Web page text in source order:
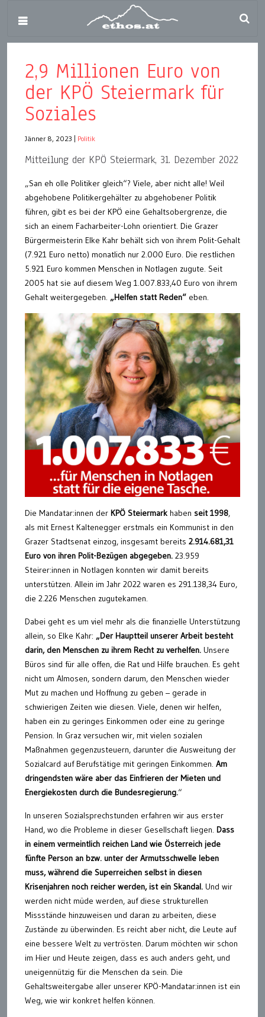
2,9 Millionen Euro von
der KPÖ Steiermark für
Soziales
Jänner 8, 2023 Politik
Mitteilung der KPÖ Steiermark, 31. Dezember 2022
„San eh olle Politiker gleich“? Viele, aber nicht alle! Weil
abgehobene Politikergehälter zu abgehobener Politik
führen, gibt es bei der KPÖ eine Gehaltsobergrenze, die
sich an einem Facharbeiter-Lohn orientiert. Die Grazer
Bürgermeisterin Elke Kahr behält sich von ihrem Polit-Gehalt
(7.921 Euro netto) monatlich nur 2.000 Euro. Die restlichen
5.921 Euro kommen Menschen in Notlagen zugute. Seit
2005 hat sie auf diesem Weg 1.007.833,40 Euro von ihrem
Gehalt weitergegeben. „Helfen statt Reden“ eben.
Die Mandatar:innen der KPÖ Steiermark haben seit 1998,
als mit Ernest Kaltenegger erstmals ein Kommunist in den
Grazer Stadtsenat einzog, insgesamt bereits 2.914.681,31
Euro von ihren Polit-Bezügen abgegeben. 23.959
Steirer:innen in Notlagen konnten wir damit bereits
unterstützen. Allein im Jahr 2022 waren es 291.138,34 Euro,
die 2.226 Menschen zugutekamen.
Dabei geht es um viel mehr als die finanzielle Unterstützung
allein, so Elke Kahr: „Der Hauptteil unserer Arbeit besteht
darin, den Menschen zu ihrem Recht zu verhelfen. Unsere
Büros sind für alle offen, die Rat und Hilfe brauchen. Es geht
nicht um Almosen, sondern darum, den Menschen wieder
Mut zu machen und Hoffnung zu geben – gerade in
schwierigen Zeiten wie diesen. Viele, denen wir helfen,
haben ein zu geringes Einkommen oder eine zu geringe
Pension. In Graz versuchen wir, mit vielen sozialen
Maßnahmen gegenzusteuern, darunter die Ausweitung der
Sozialcard auf Berufstätige mit geringen Einkommen. Am
dringendsten wäre aber das Einfrieren der Mieten und
Energiekosten durch die Bundesregierung.“
In unseren Sozialsprechstunden erfahren wir aus erster
Hand, wo die Probleme in dieser Gesellschaft liegen. Dass
in einem vermeintlich reichen Land wie Österreich jede
fünfte Person an bzw. unter der Armutsschwelle leben
muss, während die Superreichen selbst in diesen
Krisenjahren noch reicher werden, ist ein Skandal. Und wir
werden nicht müde werden, auf diese strukturellen
Missstände hinzuweisen und daran zu arbeiten, diese
Zustände zu überwinden. Es reicht aber nicht, die Leute auf
eine bessere Welt zu vertrösten. Darum möchten wir schon
im Hier und Heute zeigen, dass es auch anders geht, und
uneigennützig für die Menschen da sein. Die
Gehaltsweitergabe aller unserer KPÖ-Mandatar:innen ist ein
Weg, wie wir konkret helfen können.